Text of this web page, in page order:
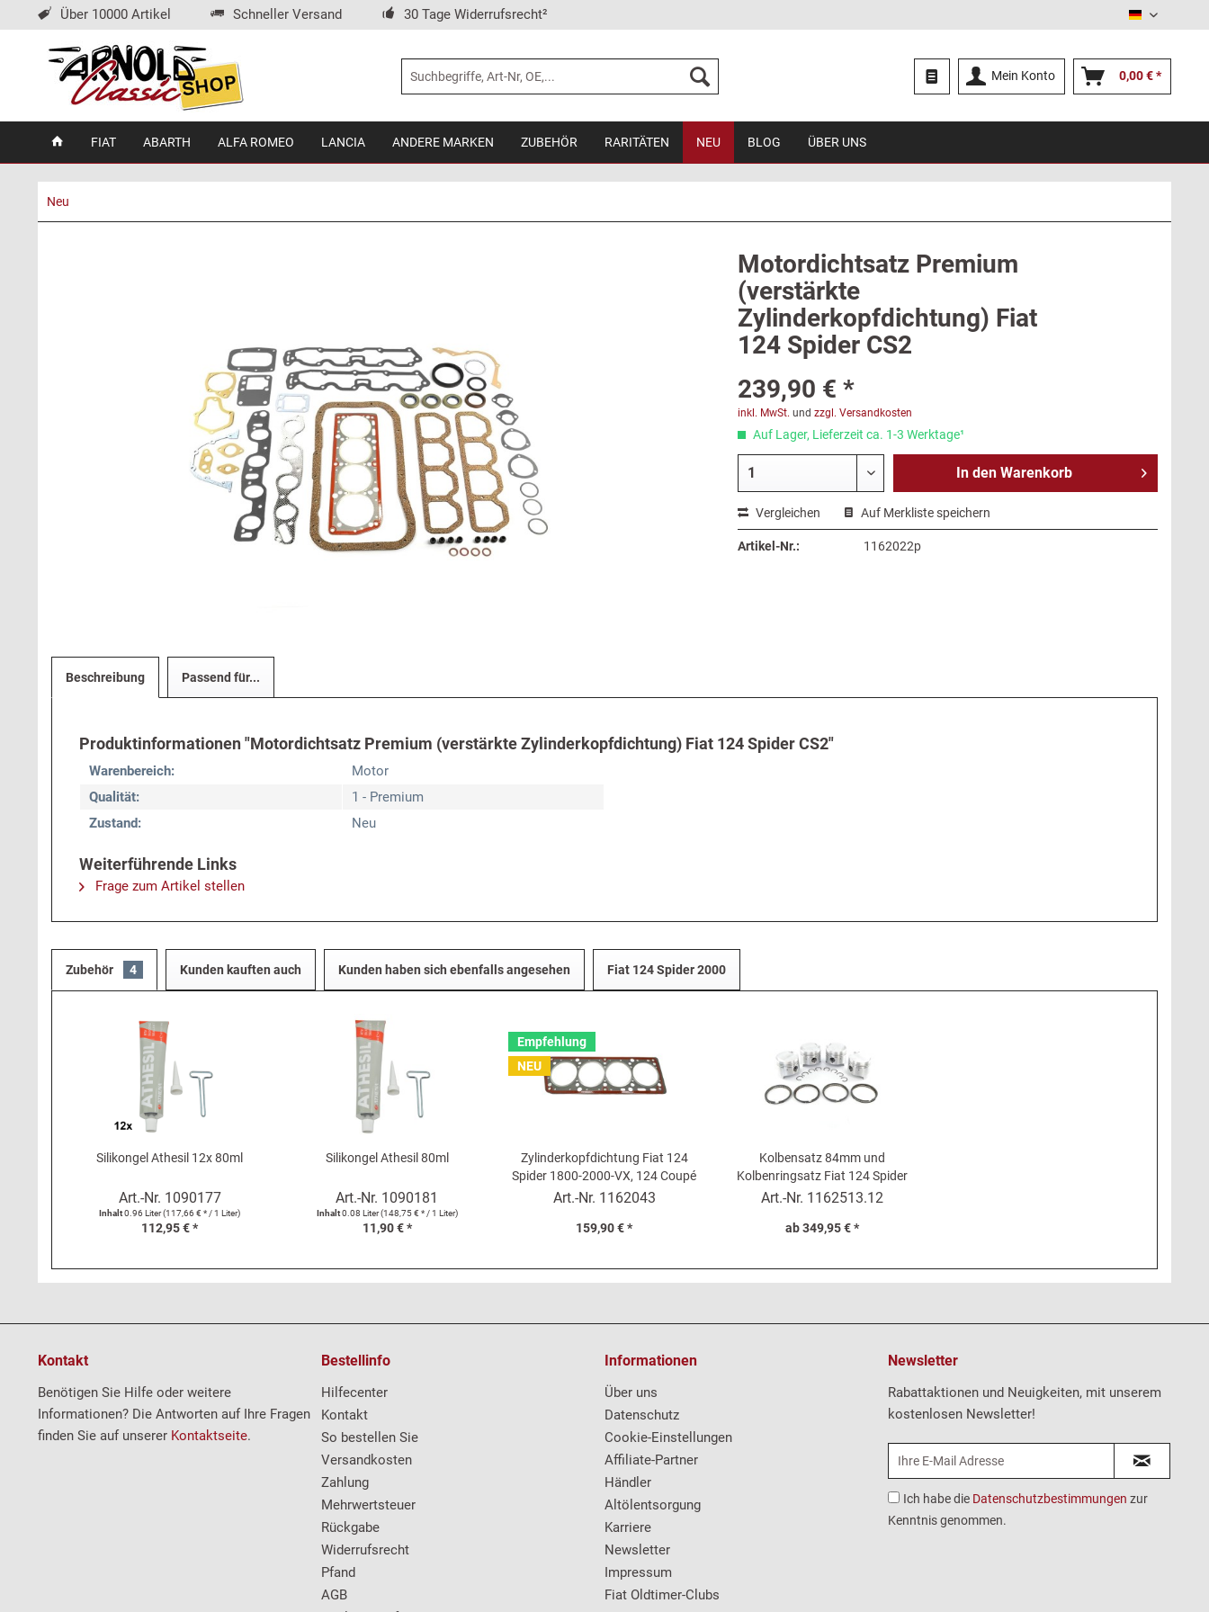
Über 10000 Artikel Schneller Versand 30 Tage Widerrufsrecht² Deutsch
Mein Konto 0,00 € *
FIAT ABARTH ALFA ROMEO LANCIA ANDERE MARKEN ZUBEHÖR RARITÄTEN NEU BLOG ÜBER UNS
Neu
Motordichtsatz Premium
(verstärkte
Zylinderkopfdichtung) Fiat
124 Spider CS2
239,90 € *
inkl. MwSt. und zzgl. Versandkosten
Auf Lager, Lieferzeit ca. 1-3 Werktage¹
In den Warenkorb
Vergleichen Auf Merkliste speichern
Artikel-Nr.: 1162022p
Beschreibung Passend für...
Produktinformationen "Motordichtsatz Premium (verstärkte Zylinderkopfdichtung) Fiat 124 Spider CS2"
Warenbereich:
Motor
Qualität:
1 - Premium
Zustand:
Neu
Weiterführende Links
Frage zum Artikel stellen
Zubehör 4 Kunden kauften auch Kunden haben sich ebenfalls angesehen Fiat 124 Spider 2000
Silikongel Athesil 12x 80ml
Art.-Nr. 1090177
Inhalt0.96 Liter(117,66 € * / 1 Liter)
112,95 € *
Silikongel Athesil 80ml
Art.-Nr. 1090181
Inhalt0.08 Liter(148,75 € * / 1 Liter)
11,90 € *
Empfehlung
NEU
Zylinderkopfdichtung Fiat 124
Spider 1800-2000-VX, 124 Coupé
1800 VERSTÄRKT
Art.-Nr. 1162043
159,90 € *
Kolbensatz 84mm und
Kolbenringsatz Fiat 124 Spider
1800-2000, 124 Coupé 1800, 131,
Art.-Nr. 1162513.12
ab 349,95 € *
Kontakt
Benötigen Sie Hilfe oder weitere
Informationen? Die Antworten auf Ihre Fragen
finden Sie auf unserer Kontaktseite.
Bestellinfo
Hilfecenter
Kontakt
So bestellen Sie
Versandkosten
Zahlung
Mehrwertsteuer
Rückgabe
Widerrufsrecht
Pfand
AGB
Informationen
Über uns
Datenschutz
Cookie-Einstellungen
Affiliate-Partner
Händler
Altölentsorgung
Karriere
Newsletter
Impressum
Fiat Oldtimer-Clubs
Newsletter
Rabattaktionen und Neuigkeiten, mit unserem
kostenlosen Newsletter!
Ich habe die Datenschutzbestimmungen zur
Kenntnis genommen.